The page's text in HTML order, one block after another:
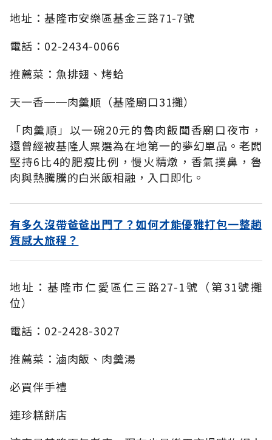
地址：基隆市安樂區基金三路71-7號
電話：02-2434-0066
推薦菜：魚排翅、烤蛤
天一香──肉羹順（基隆廟口31攤）
「肉羹順」以一碗20元的魯肉飯聞香廟口夜市，
還曾經被基隆人票選為在地第一的夢幻單品。老闆
堅持6比4的肥瘦比例，慢火精燉，香氣撲鼻，魯
肉與熱騰騰的白米飯相融，入口即化。
有多久沒帶爸爸出門了？如何才能優雅打包一整趟
質感大旅程？
地址：基隆市仁愛區仁三路27-1號（第31號攤
位）
電話：02-2428-3027
推薦菜：滷肉飯、肉羹湯
必買伴手禮
連珍糕餅店